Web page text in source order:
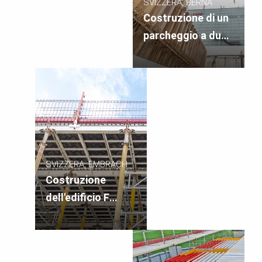
SVIZZERA, BERNA
Costruzione di un
parcheggio a due
piani sul sito di
BERNEXPO
SVIZZERA, EMBRACH
Costruzione
dell'edificio F
dell'Embraport